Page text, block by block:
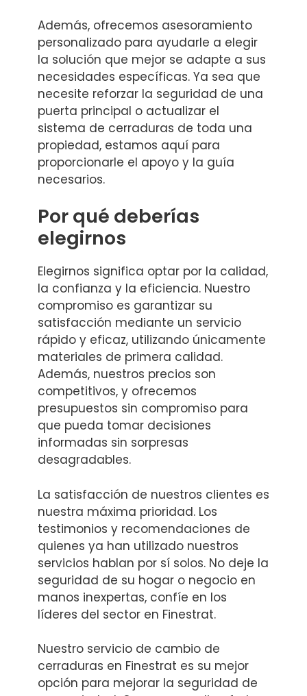
Además, ofrecemos asesoramiento
personalizado para ayudarle a elegir
la solución que mejor se adapte a sus
necesidades específicas. Ya sea que
necesite reforzar la seguridad de una
puerta principal o actualizar el
sistema de cerraduras de toda una
propiedad, estamos aquí para
proporcionarle el apoyo y la guía
necesarios.
Por qué deberías
elegirnos
Elegirnos significa optar por la calidad,
la confianza y la eficiencia. Nuestro
compromiso es garantizar su
satisfacción mediante un servicio
rápido y eficaz, utilizando únicamente
materiales de primera calidad.
Además, nuestros precios son
competitivos, y ofrecemos
presupuestos sin compromiso para
que pueda tomar decisiones
informadas sin sorpresas
desagradables.
La satisfacción de nuestros clientes es
nuestra máxima prioridad. Los
testimonios y recomendaciones de
quienes ya han utilizado nuestros
servicios hablan por sí solos. No deje la
seguridad de su hogar o negocio en
manos inexpertas, confíe en los
líderes del sector en Finestrat.
Nuestro servicio de cambio de
cerraduras en Finestrat es su mejor
opción para mejorar la seguridad de